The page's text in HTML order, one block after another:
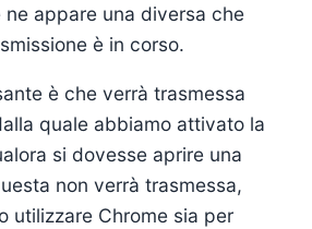
ne appare una diversa che
è in corso.
è che verrà trasmessa
quale abbiamo attivato la
si dovesse aprire una
non verrà trasmessa,
utilizzare Chrome sia per